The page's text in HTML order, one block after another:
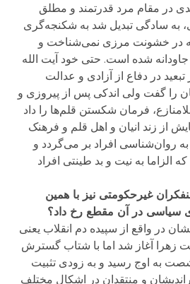
در مقام مرد قدرتمند و مطلق
به سادگی تبدیل شد به شکنجه‌گری
در خشونت مرزی نمی‌شناخت و
شده است. حتی خود آیت الله
در دفاع از آزادی و عدالت
را گفت ولی اندکی پس از پیروزی و
فرمان شکستن قلم‌ها را داد
از زند انیان و اهل قلم و فرهنک
به روان‌شناسی افراد بر می‌گردد و
به نیت و بد طینتی افراد
غیرحکومتی نیز با همین
سیاسی در آن مقطع رخ داد؟
در واقع از سپیده دم انقلاب یعنی
زهرا آغاز شد اما با شتاب گسترش
در ۳۰ خرداد شصت به اوج رسید و به زودی تثبیت
و منتقدان در اشکال مختلف